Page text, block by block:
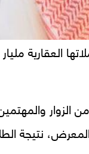
الزوار
نتيجة